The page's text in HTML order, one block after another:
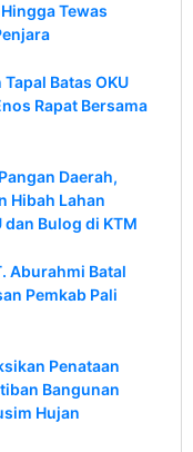
Tewas
Batas OKU
Rapat Bersama
Daerah,
Hibah Lahan
dan Bulog di KTM
Aburahmi Batal
Pemkab Pali
Penataan
Bangunan
Hujan